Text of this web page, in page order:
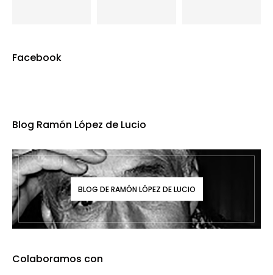
Facebook
Blog Ramón López de Lucio
BLOG DE RAMÓN LÓPEZ DE LUCIO
Colaboramos con